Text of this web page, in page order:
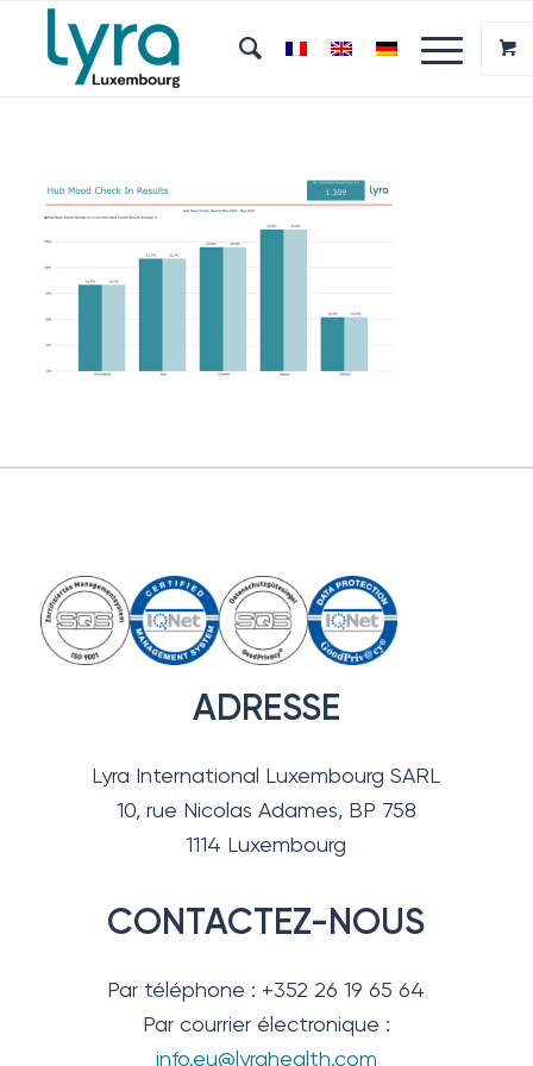
ADRESSE
Lyra International Luxembourg SARL
10, rue Nicolas Adames, BP 758
1114 Luxembourg
CONTACTEZ-NOUS
Par téléphone : +352 26 19 65 64
Par courrier électronique :
info.eu@lyrahealth.com